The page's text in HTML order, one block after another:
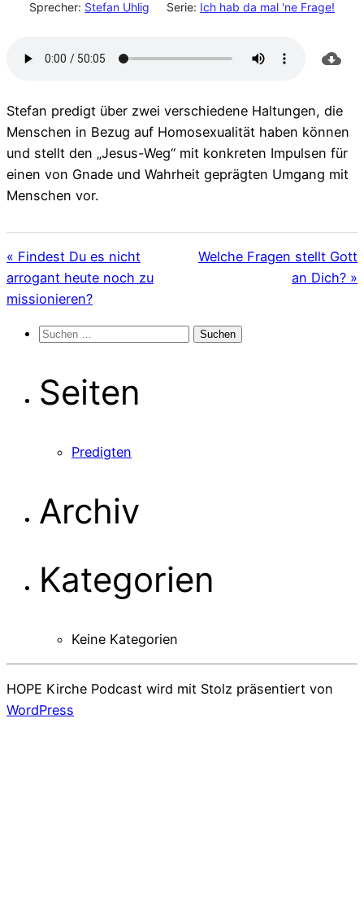
Sprecher: Stefan Uhlig Serie: Ich hab da mal 'ne Frage!
Stefan predigt über zwei verschiedene Haltungen, die
Menschen in Bezug auf Homosexualität haben können
und stellt den „Jesus-Weg“ mit konkreten Impulsen für
einen von Gnade und Wahrheit geprägten Umgang mit
Menschen vor.
« Findest Du es nicht
arrogant heute noch zu
missionieren?
Welche Fragen stellt Gott
an Dich? »
Suchen
Seiten
Predigten
Archiv
Kategorien
Keine Kategorien
HOPE Kirche Podcast wird mit Stolz präsentiert von
WordPress